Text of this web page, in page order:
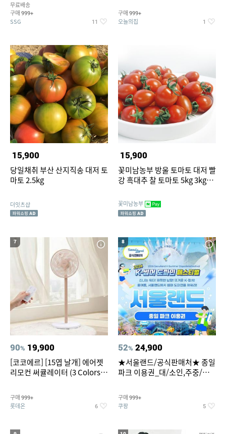
무료배송
구매 999+
SSG 11
구매 999+
오늘의집 1
15,900
당일채취 부산 산지직송 대저 토
마토 2.5kg
더잇츠샵
15,900
꽃미남농부 방울 토마토 대저 빨
강 흑대추 찰 토마토 5kg 3kg
꽃미남농부
7
90% 19,900
[코코에르] [15엽 날개] 에어젯
리모컨 써큘레이터 (3 Colors
구매 999+
롯데온 6
8
52% 24,900
★서울랜드/공식판매처★ 종일
파크 이용권_대/소인,주중/주
구매 999+
쿠팡 5